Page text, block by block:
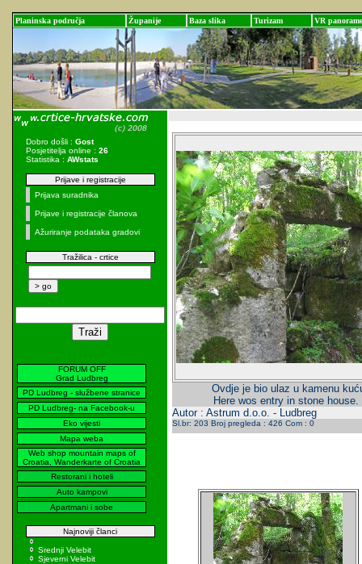
Planinska područja Županije Baza slika Turizam VR panorame
Dobro došli : Gost
Posjetitelja online : 26
Statistika : AWstats
Prijave i registracije
Prijava suradnika
Prijave i registracije članova
Ažuriranje podataka gradovi
Tražilica - crtice
FORUM OFF
Grad Ludbreg
PD Ludbreg - službene stranice
PD Ludbreg- na Facebook-u
Eko vijesti
Mapa weba
Web shop mountain maps of
Croatia, Wanderkarte of Croatia
Restorani i hoteli
Auto kampovi
Apartmani i sobe
Najnoviji članci
Srednji Velebit
Sjeverni Velebit
Ovdje je bio ulaz u kamenu
Here wos entry in stone
Autor : Astrum d.o.o. - Ludbreg
Sl.br: 203 Broj pregleda : 426 Com : 0